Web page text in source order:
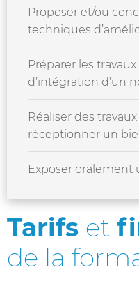
Proposer et/ou
techniques
Préparer les
d’intégration d’un
Réaliser des
réceptionner un
Exposer
Tarifs et
de la